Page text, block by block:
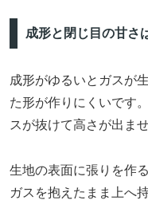
成形と閉じ目の甘さ
成形がゆるいとガスが
た形が作りにくいです
スが抜けて高さが出ませ
生地の表面に張りを作
ガスを抱えたまま上へ